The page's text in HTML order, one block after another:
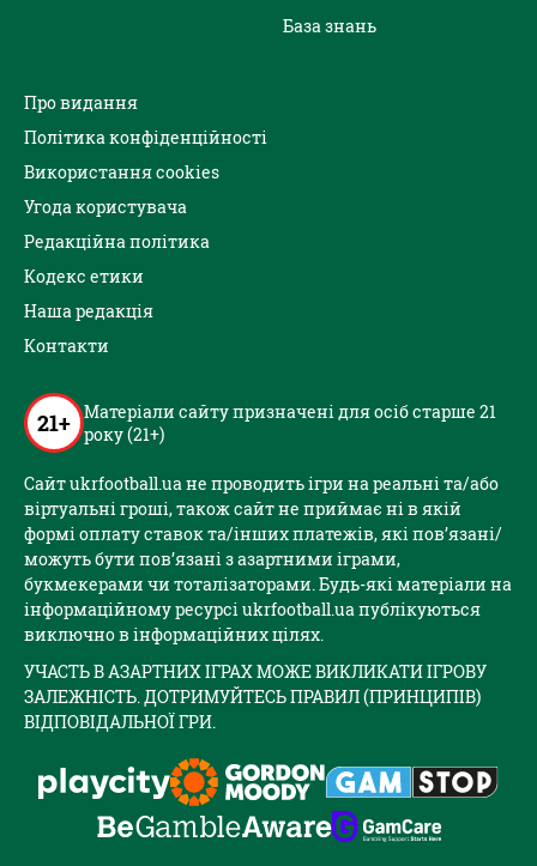
База знань
Про видання
Політика конфіденційності
Використання cookies
Угода користувача
Редакційна політика
Кодекс етики
Наша редакція
Контакти
21+ Матеріали сайту призначені для осіб старше 21
року (21+)
Сайт ukrfootball.ua не проводить ігри на реальні та/або
віртуальні гроші, також сайт не приймає ні в якій
формі оплату ставок та/інших платежів, які пов’язані/
можуть бути пов’язані з азартними іграми,
букмекерами чи тоталізаторами. Будь-які матеріали на
інформаційному ресурсі ukrfootball.ua публікуються
виключно в інформаційних цілях.
УЧАСТЬ В АЗАРТНИХ ІГРАХ МОЖЕ ВИКЛИКАТИ ІГРОВУ
ЗАЛЕЖНІСТЬ. ДОТРИМУЙТЕСЬ ПРАВИЛ (ПРИНЦИПІВ)
ВІДПОВІДАЛЬНОЇ ГРИ.